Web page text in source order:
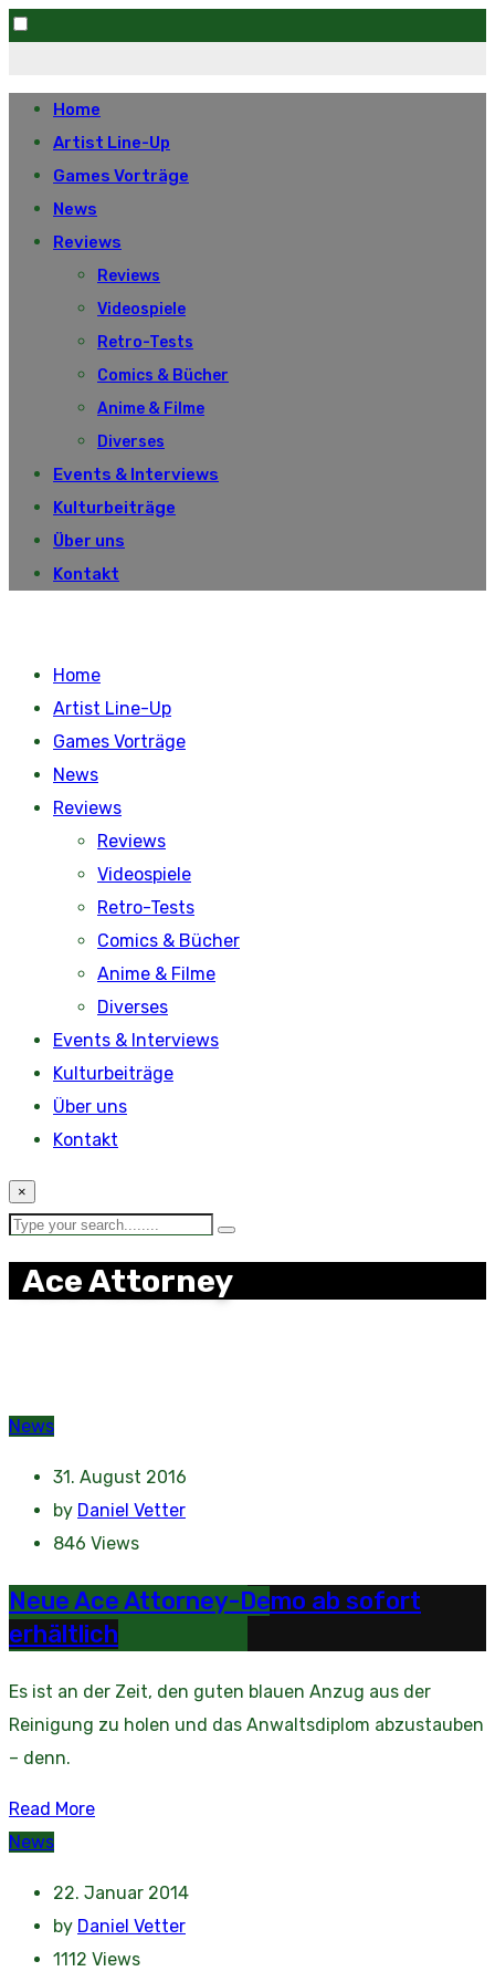
to
content
Home
Artist Line-Up
Games Vorträge
News
Reviews
Reviews
Videospiele
Retro-Tests
Comics & Bücher
Anime & Filme
Diverses
Events & Interviews
Kulturbeiträge
Über uns
Kontakt
Home
Artist Line-Up
Games Vorträge
News
Reviews
Reviews
Videospiele
Retro-Tests
Comics & Bücher
Anime & Filme
Diverses
Events & Interviews
Kulturbeiträge
Über uns
Kontakt
×
Ace Attorney
News
31. August 2016
by Daniel Vetter
846 Views
Neue Ace Attorney-Demo ab sofort
erhältlich
Es ist an der Zeit, den guten blauen Anzug aus der
Reinigung zu holen und das Anwaltsdiplom abzustauben
– denn.
Read More
News
22. Januar 2014
by Daniel Vetter
1112 Views